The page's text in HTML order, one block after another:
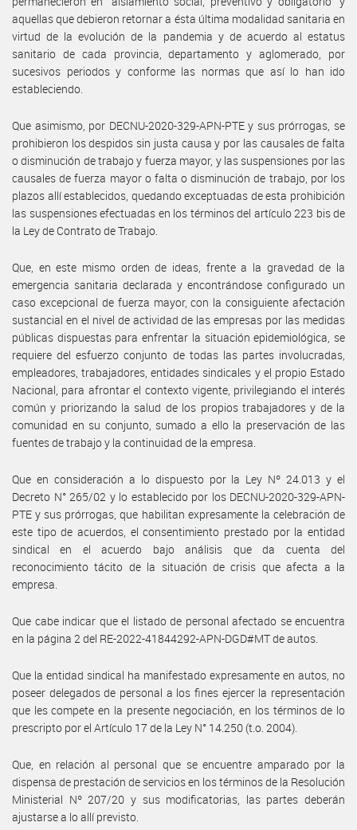
aquellas que debieron retornar a ésta última modalidad sanitaria en
virtud de la evolución de la pandemia y de acuerdo al estatus
sanitario de cada provincia, departamento y aglomerado, por
sucesivos periodos y conforme las normas que así lo han ido
estableciendo.
Que asimismo, por DECNU-2020-329-APN-PTE y sus prórrogas, se
prohibieron los despidos sin justa causa y por las causales de falta
o disminución de trabajo y fuerza mayor, y las suspensiones por las
causales de fuerza mayor o falta o disminución de trabajo, por los
plazos allí establecidos, quedando exceptuadas de esta prohibición
las suspensiones efectuadas en los términos del artículo 223 bis de
la Ley de Contrato de Trabajo.
Que, en este mismo orden de ideas, frente a la gravedad de la
emergencia sanitaria declarada y encontrándose configurado un
caso excepcional de fuerza mayor, con la consiguiente afectación
sustancial en el nivel de actividad de las empresas por las medidas
públicas dispuestas para enfrentar la situación epidemiológica, se
requiere del esfuerzo conjunto de todas las partes involucradas,
empleadores, trabajadores, entidades sindicales y el propio Estado
Nacional, para afrontar el contexto vigente, privilegiando el interés
común y priorizando la salud de los propios trabajadores y de la
comunidad en su conjunto, sumado a ello la preservación de las
fuentes de trabajo y la continuidad de la empresa.
Que en consideración a lo dispuesto por la Ley Nº 24.013 y el
Decreto N° 265/02 y lo establecido por los DECNU-2020-329-APN-
PTE y sus prórrogas, que habilitan expresamente la celebración de
este tipo de acuerdos, el consentimiento prestado por la entidad
sindical en el acuerdo bajo análisis que da cuenta del
reconocimiento tácito de la situación de crisis que afecta a la
empresa.
Que cabe indicar que el listado de personal afectado se encuentra
en la página 2 del RE-2022-41844292-APN-DGD#MT de autos.
Que la entidad sindical ha manifestado expresamente en autos, no
poseer delegados de personal a los fines ejercer la representación
que les compete en la presente negociación, en los términos de lo
prescripto por el Artículo 17 de la Ley N° 14.250 (t.o. 2004).
Que, en relación al personal que se encuentre amparado por la
dispensa de prestación de servicios en los términos de la Resolución
Ministerial Nº 207/20 y sus modificatorias, las partes deberán
ajustarse a lo allí previsto.